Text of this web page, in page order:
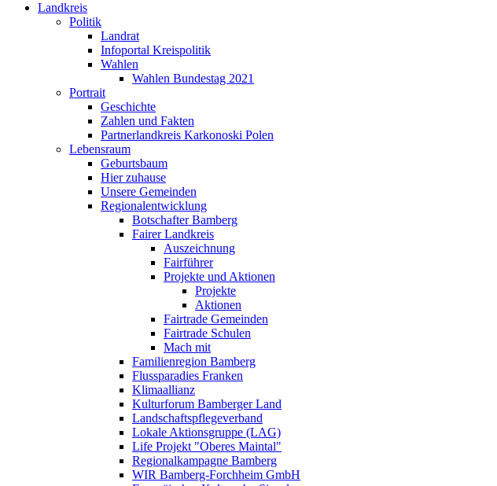
Landkreis
Politik
Landrat
Infoportal Kreispolitik
Wahlen
Wahlen Bundestag 2021
Portrait
Geschichte
Zahlen und Fakten
Partnerlandkreis Karkonoski Polen
Lebensraum
Geburtsbaum
Hier zuhause
Unsere Gemeinden
Regionalentwicklung
Botschafter Bamberg
Fairer Landkreis
Auszeichnung
Fairführer
Projekte und Aktionen
Projekte
Aktionen
Fairtrade Gemeinden
Fairtrade Schulen
Mach mit
Familienregion Bamberg
Flussparadies Franken
Klimaallianz
Kulturforum Bamberger Land
Landschaftspflegeverband
Lokale Aktionsgruppe (LAG)
Life Projekt "Oberes Maintal"
Regionalkampagne Bamberg
WIR Bamberg-Forchheim GmbH